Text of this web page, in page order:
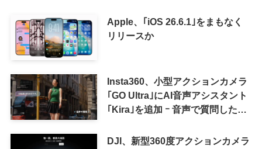
Apple、｢iOS 26.6.1｣をまもなく
リリースか
Insta360、小型アクションカメラ
｢GO Ultra｣にAI音声アシスタント
｢Kira｣を追加 ｰ 音声で質問した
可能に
DJI、新型360度アクションカメラ